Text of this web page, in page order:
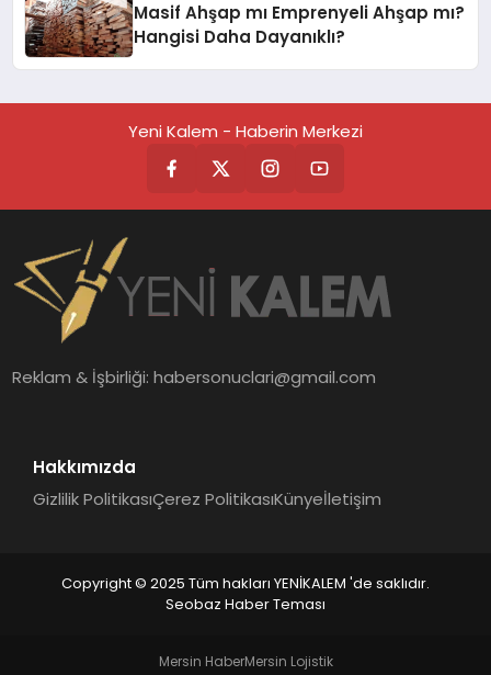
Masif Ahşap mı Emprenyeli Ahşap mı?
Hangisi Daha Dayanıklı?
Yeni Kalem - Haberin Merkezi
Reklam & İşbirliği:habersonuclari@gmail.com
Hakkımızda
Gizlilik PolitikasıÇerez PolitikasıKünyeİletişim
Copyright © 2025 Tüm hakları YENİKALEM 'de saklıdır.
Seobaz Haber Teması
Mersin HaberMersin Lojistik